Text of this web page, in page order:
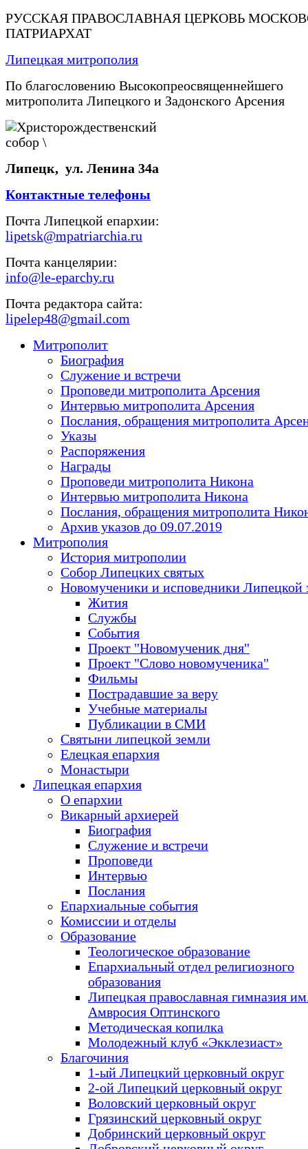
РУССКАЯ ПРАВОСЛАВНАЯ ЦЕРКОВЬ
ПАТРИАРХАТ
Липецкая митрополия
По благословению Высокопреосвященнейшего
митрополита Липецкого и Задонского Арсения
Липецк, ул. Ленина 34а
Контактные телефоны
Почта Липецкой епархии:
lipetsk@mpatriarchia.ru
Почта канцелярии:
info@le-eparchy.ru
Почта редактора сайта:
lipelep48@gmail.com
Митрополит
Биография
Служение и встречи
Проповеди митрополита Арсения
Интервью митрополита Арсения
Послания, обращения митрополита
Указы
Распоряжения
Награды
Проповеди митрополита Никона
Интервью митрополита Никона
Послания, обращения митрополита
Архив указов до 09.07.2019
Митрополия
История митрополии
Собор Липецких святых
Новомученики и исповедники Липецкой
Жития
Службы
События
Проект "Новомученик дня"
Проект "Слово новомученика"
Фильмы
Пострадавшие за веру
Учебные материалы
Публикации в СМИ
Святыни липецкой земли
Елецкая епархия
Монастыри
Липецкая епархия
О епархии
Викарный архиерей
Биография
Служение и встречи
Проповеди
Интервью
Послания
Епархиальные события
Комиссии и отделы
Образование
Теологическое образование
Епархиальный отдел религиозного
образования
Липецкая православная гимназия
Амвросия Оптинского
Методическая копилка
Молодежный клуб «Экклезиаст»
Благочиния
1-ый Липецкий церковный округ
2-ой Липецкий церковный округ
Воловский церковный округ
Грязинский церковный округ
Добринский церковный округ